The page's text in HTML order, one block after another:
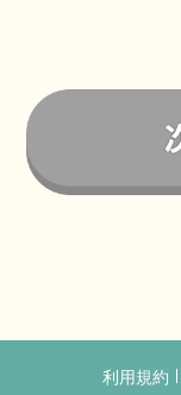
利用規約